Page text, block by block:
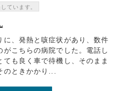
ています。
に、発熱と咳症状があり、数件
こちらの病院でした。電話し
も良く車で待機し、そのまま
ときかかり...